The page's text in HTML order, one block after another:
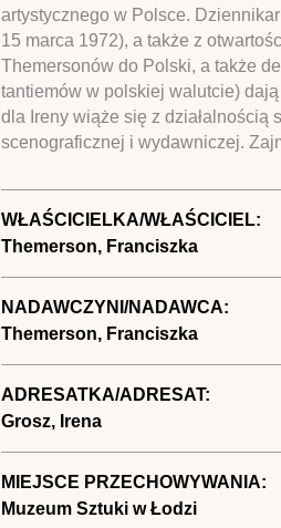
artystycznego w Polsce.
15 marca 1972), a także z
Themersonów do Polski, a także
tantiemów w polskiej walutcie)
dla Ireny wiąże się z działalnością
scenograficznej i wydawniczej.
WŁAŚCICIELKA/WŁAŚCICIEL:
Themerson, Franciszka
NADAWCZYNI/NADAWCA:
Themerson, Franciszka
ADRESATKA/ADRESAT:
Grosz, Irena
MIEJSCE PRZECHOWYWANIA:
Muzeum Sztuki w Łodzi